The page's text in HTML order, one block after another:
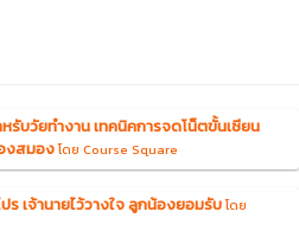
รับวัยทำงาน เทคนิคการจดโน็ตขั้นเซียน
งสมองโดย Course Square
ร เจ้านายไว้วางใจ ลูกน้องยอมรับโดย